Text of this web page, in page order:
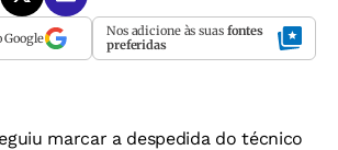
Nos adicione às suas fontes
preferidas
marcar a despedida do técnico